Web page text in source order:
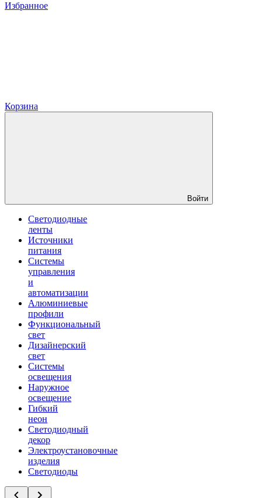
Избранное
Корзина
Войти
Светодиодные
ленты
Источники
питания
Системы
управления
и
автоматизации
Алюминиевые
профили
Функциональный
свет
Дизайнерский
свет
Системы
освещения
Наружное
освещение
Гибкий
неон
Светодиодный
декор
Электроустановочные
изделия
Светодиоды